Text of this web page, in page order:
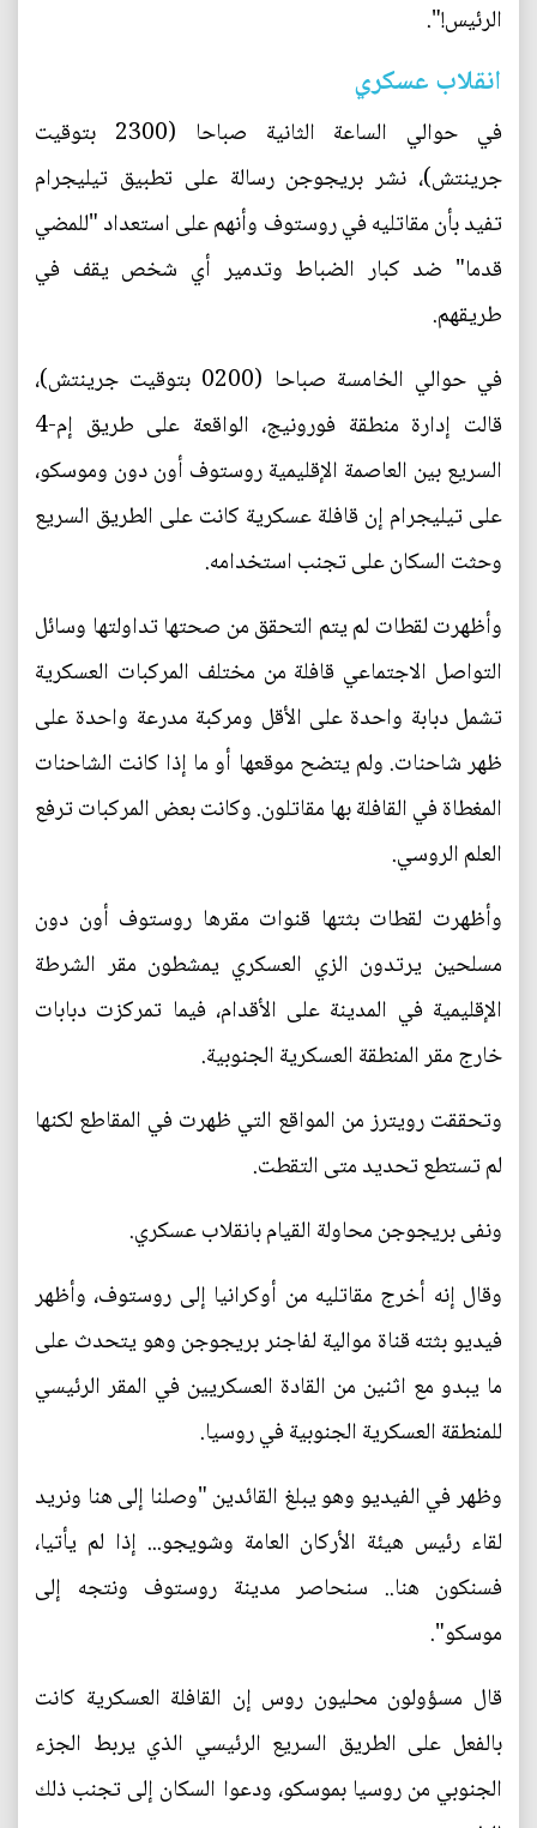
الرئيس!".
انقلاب عسكري
في حوالي الساعة الثانية صباحا (2300 بتوقيت
جرينتش)، نشر بريجوجن رسالة على تطبيق تيليجرام
تفيد بأن مقاتليه في روستوف وأنهم على استعداد "للمضي
قدما" ضد كبار الضباط وتدمير أي شخص يقف في
طريقهم.
في حوالي الخامسة صباحا (0200 بتوقيت جرينتش)،
قالت إدارة منطقة فورونيج، الواقعة على طريق إم-4
السريع بين العاصمة الإقليمية روستوف أون دون وموسكو،
على تيليجرام إن قافلة عسكرية كانت على الطريق السريع
وحثت السكان على تجنب استخدامه.
وأظهرت لقطات لم يتم التحقق من صحتها تداولتها وسائل
التواصل الاجتماعي قافلة من مختلف المركبات العسكرية
تشمل دبابة واحدة على الأقل ومركبة مدرعة واحدة على
ظهر شاحنات. ولم يتضح موقعها أو ما إذا كانت الشاحنات
المغطاة في القافلة بها مقاتلون. وكانت بعض المركبات ترفع
العلم الروسي.
وأظهرت لقطات بثتها قنوات مقرها روستوف أون دون
مسلحين يرتدون الزي العسكري يمشطون مقر الشرطة
الإقليمية في المدينة على الأقدام، فيما تمركزت دبابات
خارج مقر المنطقة العسكرية الجنوبية.
وتحققت رويترز من المواقع التي ظهرت في المقاطع لكنها
لم تستطع تحديد متى التقطت.
ونفى بريجوجن محاولة القيام بانقلاب عسكري.
وقال إنه أخرج مقاتليه من أوكرانيا إلى روستوف، وأظهر
فيديو بثته قناة موالية لفاجنر بريجوجن وهو يتحدث على
ما يبدو مع اثنين من القادة العسكريين في المقر الرئيسي
للمنطقة العسكرية الجنوبية في روسيا.
وظهر في الفيديو وهو يبلغ القائدين "وصلنا إلى هنا ونريد
لقاء رئيس هيئة الأركان العامة وشويجو... إذا لم يأتيا،
فسنكون هنا.. سنحاصر مدينة روستوف ونتجه إلى
موسكو".
قال مسؤولون محليون روس إن القافلة العسكرية كانت
بالفعل على الطريق السريع الرئيسي الذي يربط الجزء
الجنوبي من روسيا بموسكو، ودعوا السكان إلى تجنب ذلك